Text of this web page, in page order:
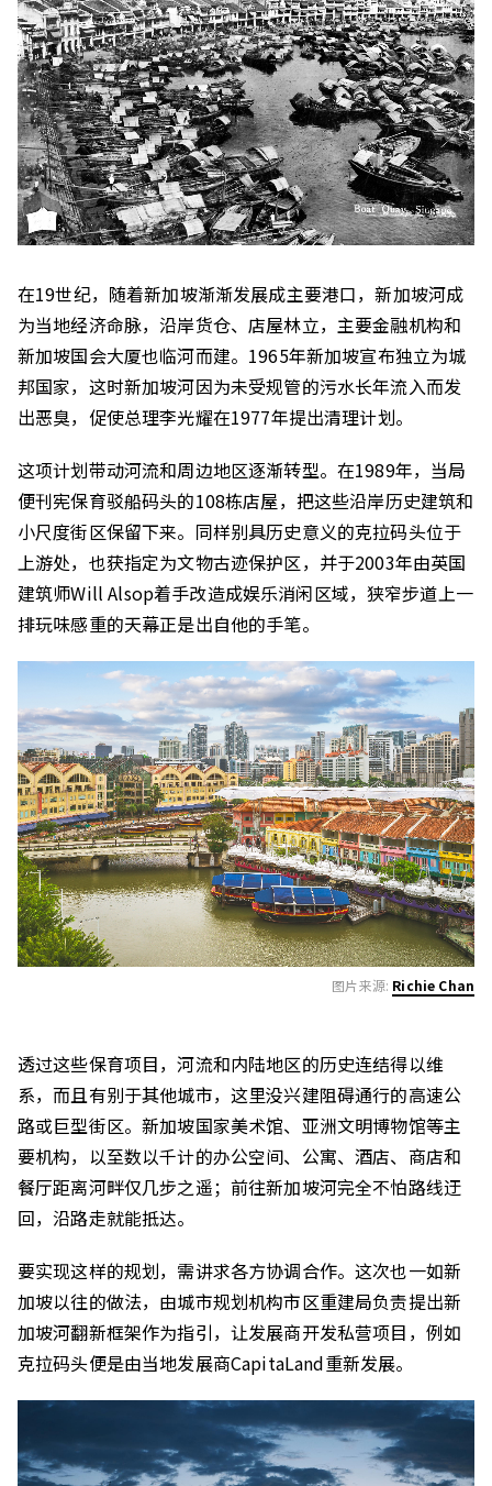
在19世纪，随着新加坡渐渐发展成主要港口，新加坡河成
为当地经济命脉，沿岸货仓、店屋林立，主要金融机构和
新加坡国会大厦也临河而建。1965年新加坡宣布独立为城
邦国家，这时新加坡河因为未受规管的污水长年流入而发
出恶臭，促使总理李光耀在1977年提出清理计划。
这项计划带动河流和周边地区逐渐转型。在1989年，当局
便刊宪保育驳船码头的108栋店屋，把这些沿岸历史建筑和
小尺度街区保留下来。同样别具历史意义的克拉码头位于
上游处，也获指定为文物古迹保护区，并于2003年由英国
建筑师Will Alsop着手改造成娱乐消闲区域，狭窄步道上一
排玩味感重的天幕正是出自他的手笔。
图片来源: Richie Chan
透过这些保育项目，河流和内陆地区的历史连结得以维
系，而且有别于其他城市，这里没兴建阻碍通行的高速公
路或巨型街区。新加坡国家美术馆、亚洲文明博物馆等主
要机构，以至数以千计的办公空间、公寓、酒店、商店和
餐厅距离河畔仅几步之遥；前往新加坡河完全不怕路线迂
回，沿路走就能抵达。
要实现这样的规划，需讲求各方协调合作。这次也一如新
加坡以往的做法，由城市规划机构市区重建局负责提出新
加坡河翻新框架作为指引，让发展商开发私营项目，例如
克拉码头便是由当地发展商CapitaLand重新发展。